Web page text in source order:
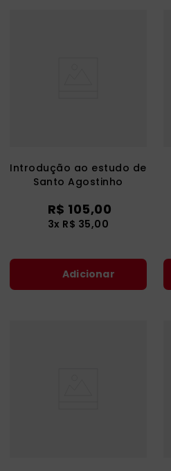
Introdução ao estudo de
Santo Agostinho
R$ 105,00
3x R$ 35,00
Adicionar